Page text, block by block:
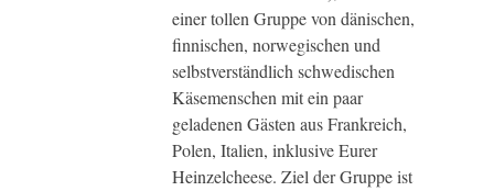
einer tollen Gruppe von dänischen,
finnischen, norwegischen und
selbstverständlich schwedischen
Käsemenschen mit ein paar
geladenen Gästen aus Frankreich,
Polen, Italien, inklusive Eurer
Heinzelcheese. Ziel der Gruppe ist